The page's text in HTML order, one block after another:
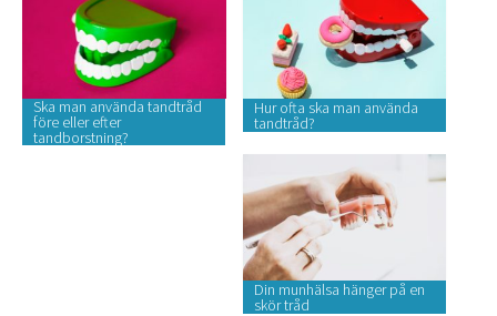
Ska man använda tandtråd
före eller efter
tandborstning?
Hur ofta ska man använda
tandtråd?
Din munhälsa hänger på en
skör tråd